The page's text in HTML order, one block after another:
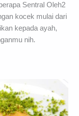
Sentral Oleh2
kocek mulai dari
kepada ayah,
nih.